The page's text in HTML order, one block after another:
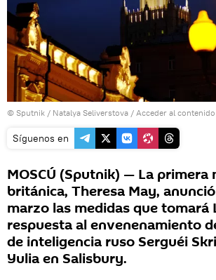
© Sputnik / Natalya Seliverstova / Acceder al
Síguenos en
MOSCÚ (Sputnik) — La primera
británica, Theresa May,
marzo las medidas que tomará
respuesta al envenenamiento
de inteligencia ruso Serguéi
Yulia en Salisbury.